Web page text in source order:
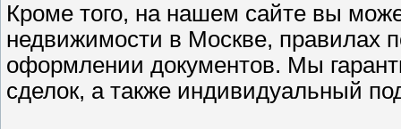
Кроме того, на нашем сайте вы
недвижимости в Москве, правилах
оформлении документов. Мы
сделок, а также индивидуальный